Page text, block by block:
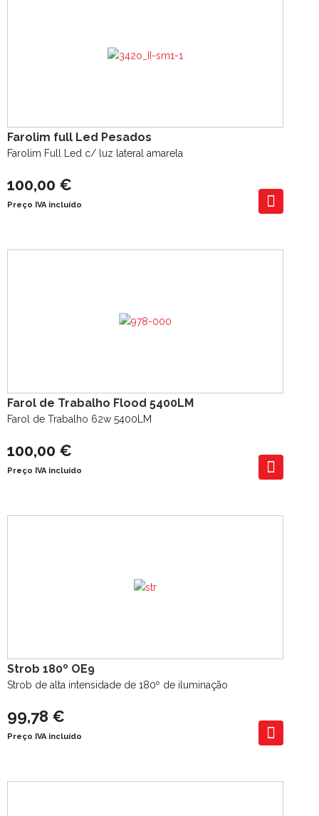
Farolim full Led Pesados
Farolim Full Led c/ luz lateral amarela
100,00 €
Preço IVA incluído
Farol de Trabalho Flood 5400LM
Farol de Trabalho 62w 5400LM
100,00 €
Preço IVA incluído
Strob 180º OE9
Strob de alta intensidade de 180º de iluminação
99,78 €
Preço IVA incluído